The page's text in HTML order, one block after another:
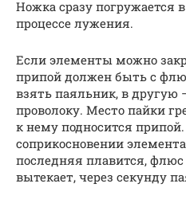
Ножка сразу погружается
процессе лужения.
Если элементы можно
припой должен быть с
взять паяльник, в другую
проволоку. Место пайки
к нему подносится
соприкосновении
последняя плавится, флюс
вытекает, через секунду